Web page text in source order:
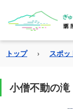
トップ › スポッ
小僧不動の滝